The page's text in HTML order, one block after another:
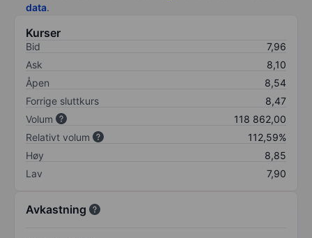
data.
Kurser
Bid
7,96
Ask
8,10
Åpen
8,54
Forrige sluttkurs
8,47
Volum
118 862,00
Relativt volum
112,59%
Høy
8,85
Lav
7,90
Avkastning